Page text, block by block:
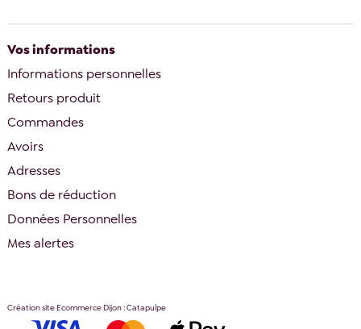
Vos informations
Informations personnelles
Retours produit
Commandes
Avoirs
Adresses
Bons de réduction
Données Personnelles
Mes alertes
Création site Ecommerce Dijon : Catapulpe